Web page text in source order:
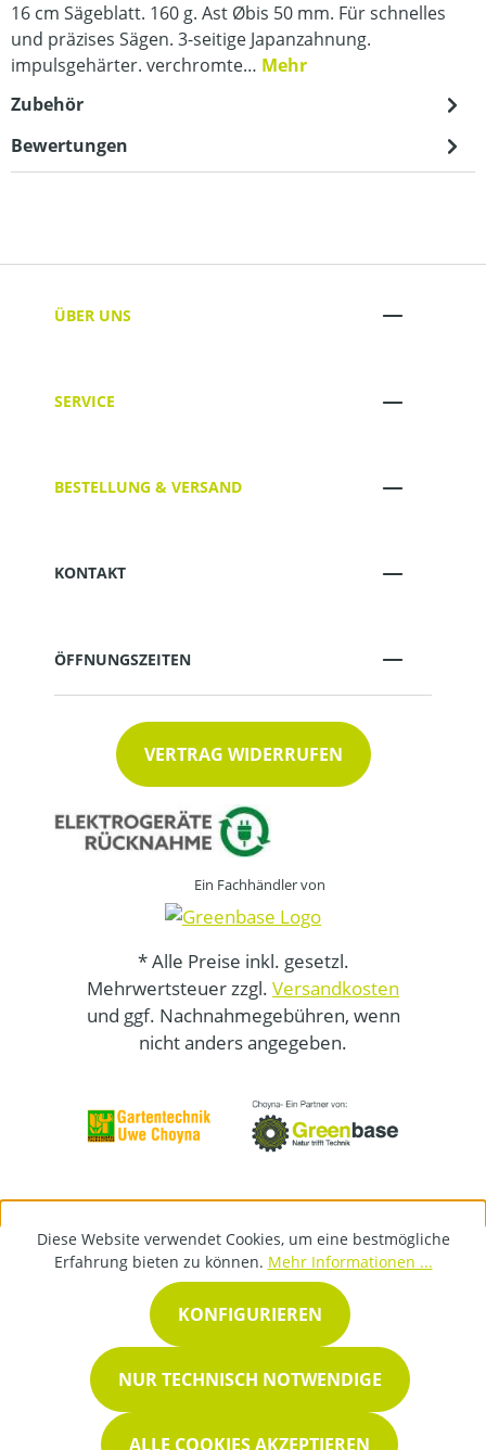
16 cm Sägeblatt. 160 g. Ast Øbis 50 mm. Für schnelles
und präzises Sägen. 3-seitige Japanzahnung.
impulsgehärter. verchromte… Mehr
Zubehör
Bewertungen
ÜBER UNS
SERVICE
BESTELLUNG & VERSAND
KONTAKT
ÖFFNUNGSZEITEN
VERTRAG WIDERRUFEN
Ein Fachhändler von
* Alle Preise inkl. gesetzl.
Mehrwertsteuer zzgl. Versandkosten
und ggf. Nachnahmegebühren, wenn
nicht anders angegeben.
Diese Website verwendet Cookies, um eine bestmögliche
Erfahrung bieten zu können. Mehr Informationen ...
NUR TECHNISCH NOTWENDIGE
KONFIGURIEREN
ALLE COOKIES AKZEPTIEREN